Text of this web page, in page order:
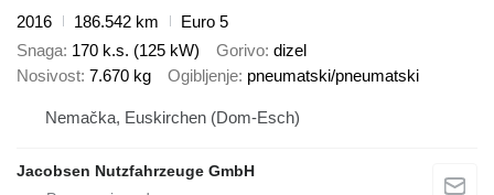
2016
186.542 km
Euro 5
Snaga 170 k.s. (125 kW) Gorivo dizel
Nosivost 7.670 kg Ogibljenje pneumatski/pneumatski
Nemačka, Euskirchen (Dom-Esch)
Jacobsen Nutzfahrzeuge GmbH